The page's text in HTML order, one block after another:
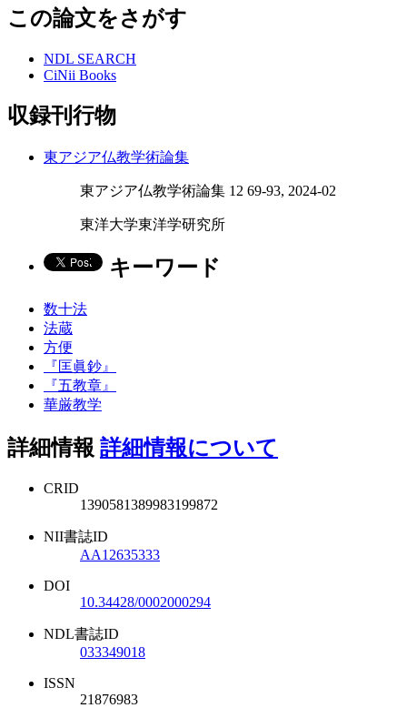
この論文をさがす
NDL SEARCH
CiNii Books
収録刊行物
東アジア仏教学術論集
東アジア仏教学術論集 12 69-93, 2024-02
東洋大学東洋学研究所
キーワード
数十法
法蔵
方便
『匡眞鈔』
『五教章』
華厳教学
詳細情報 詳細情報について
CRID
1390581389983199872
NII書誌ID
AA12635333
DOI
10.34428/0002000294
NDL書誌ID
033349018
ISSN
21876983